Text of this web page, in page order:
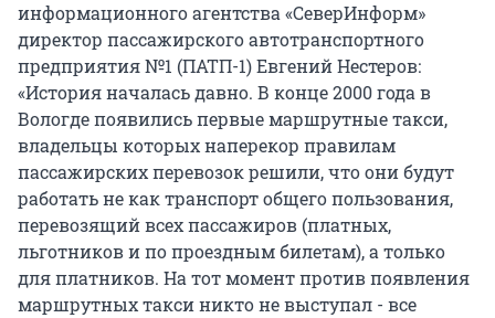
информационного агентства «СеверИнформ»
директор пассажирского автотранспортного
предприятия №1 (ПАТП-1) Евгений Нестеров:
«История началась давно. В конце 2000 года в
Вологде появились первые маршрутные такси,
владельцы которых наперекор правилам
пассажирских перевозок решили, что они будут
работать не как транспорт общего пользования,
перевозящий всех пассажиров (платных,
льготников и по проездным билетам), а только
для платников. На тот момент против появления
маршрутных такси никто не выступал - все